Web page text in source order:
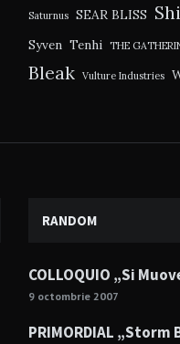
Saturnus SEAR BLISS
Syven Tenhi THE
Bleak Vulture Industries
RANDOM
COLLOQUIO „Si
9 octombrie 2007
PRIMORDIAL „Storm